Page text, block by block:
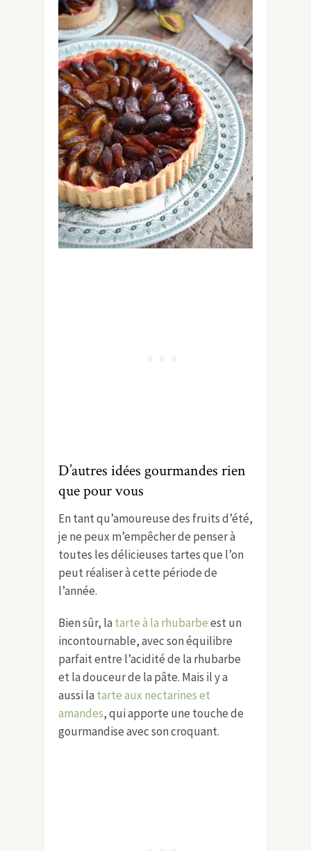
D’autres idées gourmandes rien
que pour vous
En tant qu’amoureuse des fruits d’été,
je ne peux m’empêcher de penser à
toutes les délicieuses tartes que l’on
peut réaliser à cette période de
l’année.
Bien sûr, la tarte à la rhubarbeest un
incontournable, avec son équilibre
parfait entre l’acidité de la rhubarbe
et la douceur de la pâte. Mais il y a
aussi la tarte aux nectarines et
amandes, qui apporte une touche de
gourmandise avec son croquant.